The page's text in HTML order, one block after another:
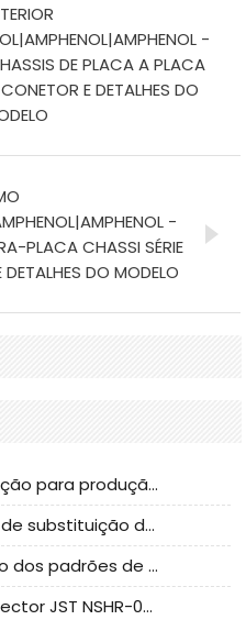
-
DE PLACA A PLACA
E DETALHES DO
-
PLACA CHASSI SÉRIE
DO MODELO
Guia de avaliação e adaptação para produção em massa de componentes de cabos nacionais CNC Tech
Análise da solução nacional de substituição da linha de alta frequência I-PEX
CLIFF referente à atualização dos padrões de teste de conectores nacionais
Conector JST - Fornece conector JST NSHR-02V-S original | substituto